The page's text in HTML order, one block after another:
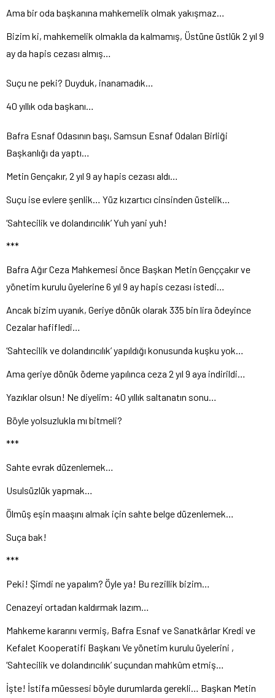
Ama bir oda başkanına mahkemelik olmak yakışmaz…
Bizim ki, mahkemelik olmakla da kalmamış, Üstüne üstlük 2 yıl 9
ay da hapis cezası almış…
Suçu ne peki? Duyduk, inanamadık…
40 yıllık oda başkanı…
Bafra Esnaf Odasının başı, Samsun Esnaf Odaları Birliği
Başkanlığı da yaptı…
Metin Gençakır, 2 yıl 9 ay hapis cezası aldı…
Suçu ise evlere şenlik… Yüz kızartıcı cinsinden üstelik…
‘Sahtecilik ve dolandırıcılık’ Yuh yani yuh!
***
Bafra Ağır Ceza Mahkemesi önce Başkan Metin Genççakır ve
yönetim kurulu üyelerine 6 yıl 9 ay hapis cezası istedi…
Ancak bizim uyanık, Geriye dönük olarak 335 bin lira ödeyince
Cezalar hafifledi…
‘Sahtecilik ve dolandırıcılık’ yapıldığı konusunda kuşku yok…
Ama geriye dönük ödeme yapılınca ceza 2 yıl 9 aya indirildi…
Yazıklar olsun! Ne diyelim: 40 yıllık saltanatın sonu…
Böyle yolsuzlukla mı bitmeli?
***
Sahte evrak düzenlemek…
Usulsüzlük yapmak…
Ölmüş eşin maaşını almak için sahte belge düzenlemek…
Suça bak!
***
Peki! Şimdi ne yapalım? Öyle ya! Bu rezillik bizim…
Cenazeyi ortadan kaldırmak lazım…
Mahkeme kararını vermiş, Bafra Esnaf ve Sanatkârlar Kredi ve
Kefalet Kooperatifi Başkanı Ve yönetim kurulu üyelerini ,
‘Sahtecilik ve dolandırıcılık’ suçundan mahkûm etmiş…
İşte! İstifa müessesi böyle durumlarda gerekli… Başkan Metin